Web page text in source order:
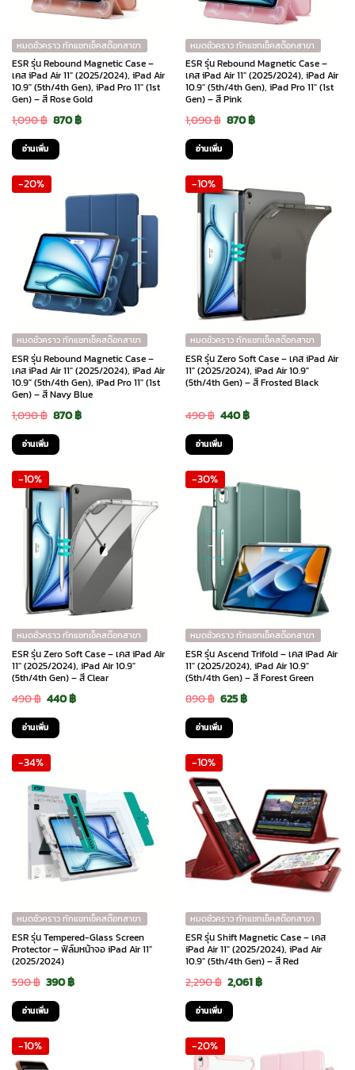
หมดชั่วคราว ทักแชทเช็คสต๊อกสาขา
ESR รุ่น Rebound Magnetic Case –
เคส iPad Air 11″ (2025/2024), iPad Air
10.9″ (5th/4th Gen), iPad Pro 11″ (1st
Gen) – สี Rose Gold
1,090฿ Original
price
was:
870฿Current
อ่านเพิ่ม
หมดชั่วคราว ทักแชทเช็คสต๊อกสาขา
ESR รุ่น Rebound Magnetic Case –
เคส iPad Air 11″ (2025/2024), iPad Air
10.9″ (5th/4th Gen), iPad Pro 11″ (1st
Gen) – สี Pink
1,090฿ Original
price
was:
1,090 ฿.
870฿Current
870 ฿.
อ่านเพิ่ม
-20%
หมดชั่วคราว ทักแชทเช็คสต๊อกสาขา
ESR รุ่น Rebound Magnetic Case –
เคส iPad Air 11″ (2025/2024), iPad Air
10.9″ (5th/4th Gen), iPad Pro 11″ (1st
Gen) – สี Navy Blue
1,090฿ Original
price
was:
1,090 ฿.
870฿Current
870 ฿.
อ่านเพิ่ม
-10%
หมดชั่วคราว ทักแชทเช็คสต๊อกสาขา
ESR รุ่น Zero Soft Case – เคส iPad Air
11″ (2025/2024), iPad Air 10.9″
(5th/4th Gen) – สี Frosted Black
490฿ Original
price
was:
490 ฿.
440฿Current
440 ฿.
อ่านเพิ่ม
-10%
หมดชั่วคราว ทักแชทเช็คสต๊อกสาขา
ESR รุ่น Zero Soft Case – เคส iPad Air
11″ (2025/2024), iPad Air 10.9″
(5th/4th Gen) – สี Clear
490฿ Original
price
was:
440฿Current
อ่านเพิ่ม
-30%
หมดชั่วคราว ทักแชทเช็คสต๊อกสาขา
ESR รุ่น Ascend Trifold – เคส iPad Air
11″ (2025/2024), iPad Air 10.9″
(5th/4th Gen) – สี Forest Green
890฿ Original
price
was:
625฿Current
อ่านเพิ่ม
-34%
หมดชั่วคราว ทักแชทเช็คสต๊อกสาขา
ESR รุ่น Tempered-Glass Screen
Protector – ฟิล์มหน้าจอ iPad Air 11″
(2025/2024)
590฿ Original
price
was:
390฿Current
อ่านเพิ่ม
-10%
หมดชั่วคราว ทักแชทเช็คสต๊อกสาขา
ESR รุ่น Shift Magnetic Case – เคส
iPad Air 11″ (2025/2024), iPad Air
10.9″ (5th/4th Gen) – สี Red
2,290฿ Original
price
was:
2,061฿Current
2,061 ฿.
อ่านเพิ่ม
-10% -20%